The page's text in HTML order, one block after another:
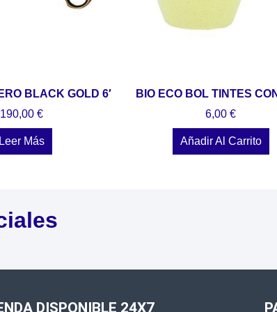
BLACK GOLD 6′
190,00 €
Leer Más
BIO ECO BOL TINTES
6,00€
Añadir Al Carrito
DISPONIBLE 24X7